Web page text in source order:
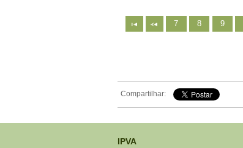
7 8 9
Compartilhar:
IPVA